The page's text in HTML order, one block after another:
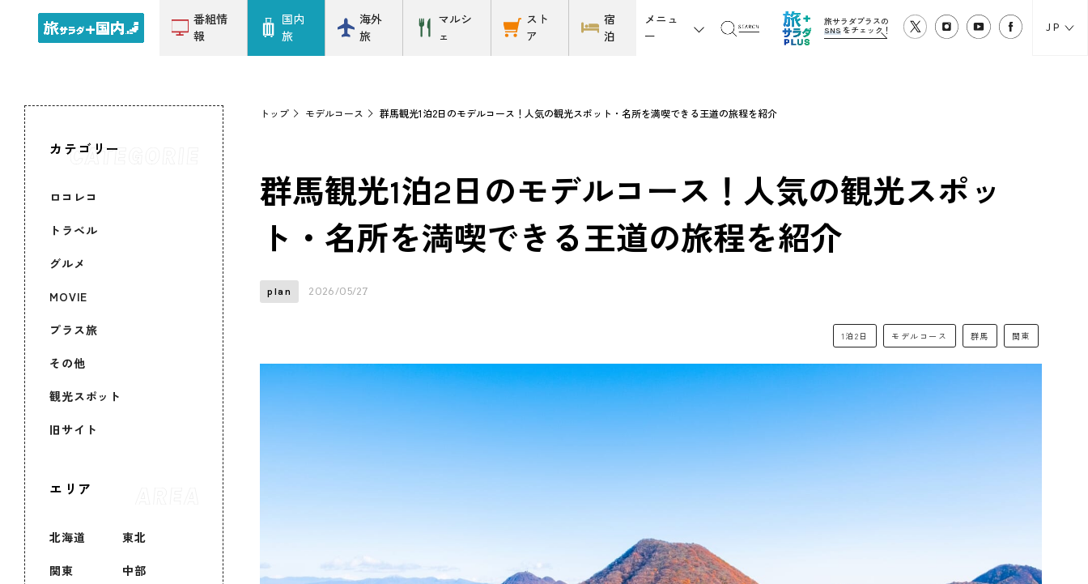
番組情
報
国内
旅
海外
旅
マルシ
ェ
スト
ア
宿
泊
メニュ
ー
旅サラダプラスの
SNS をチェック！ JP
カテゴリー
ロコレコ
トラベル
グルメ
MOVIE
プラス旅
その他
観光スポット
旧サイト
エリア
北海道 東北
関東 中部
トップ モデルコース 群馬観光1泊2日のモデルコース！人気の観光スポット・名所を満喫できる王道の旅程を紹介
群馬観光1泊2日のモデルコース！人気の観光スポッ
ト・名所を満喫できる王道の旅程を紹介
plan 2026/05/27
1泊2日 モデルコース 群馬 関東